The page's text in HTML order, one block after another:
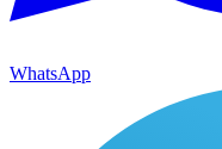
WhatsApp